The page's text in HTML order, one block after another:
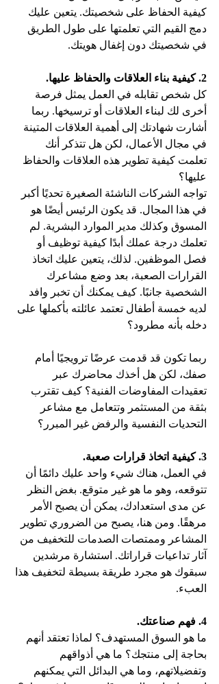
كيفية الحفاظ على شخصيتك. يتعين عليك
دمج القيم التي تعلمتها على طول الطريق
في شخصيتك دون إغفال هويتك.
2. كيفية بناء العلاقات والحفاظ عليها.
كل شخص تقابله في العمل يمثل فرصة
أخرى لك لبناء العلاقات أو ترسيخها. ربما
أشارت شهادتك إلى أهمية العلاقات المتينة
في مجال الأعمال، لكن هل تتذكر أنك
تعلمت كيفية تطوير هذه العلاقات والحفاظ
عليها؟
تواجه الشركات الناشئة الصغيرة تحديًا أكبر
في هذا المجال. قد يكون الرئيس أيضًا هو
المسوق وكذلك مدير الموارد البشرية. لم
تعلمك درجة عملك أبدًا كيفية توظيف أو
فصل الموظفين. لذلك، يتعين عليك اتخاذ
القرارات الصعبة، بعد وضع مشاعرك
الشخصية جانبًا. كيف يمكنك أن تخبر وافد
لديه خمسة أطفال تعتمد عائلته بأكملها على
دخله بأنه مطرود؟
ربما تكون قد قدمت عرضًا ترويجيًا أمام
صفك، لكن هل أخذك محاضرك عبر
تعقيدات المفاوضات الفنية؟ كيف تقترب
بثقة من المستثمر وتتعامل مع مشاعر
التحديات النفسية والرفض غير المبرر؟
3. كيفية اتخاذ قرارات صعبة.
في العمل، هناك شيء واحد عليك دائمًا أن
تتوقعه، وهو ما هو غير متوقع. بغض النظر
عن مدى استعدادك، يمكن أن يصبح الأمر
مرهقًا. ومن هنا، يصبح من الضروري تطوير
المشاعر وممتصات الصدمات للتخفيف من
آثار تداعيات قراراتك. استشارة مرشدين
سبقوك هو مجرد طريقة بسيطة لتخفيف هذا
العبء.
4. فهم صناعتك.
ما هو السوق المستهدف؟ لماذا تعتقد أنهم
بحاجة إلى منتجك؟ ما هي أذواقهم
وتفضيلاتهم، وما هي البدائل التي يمكنهم